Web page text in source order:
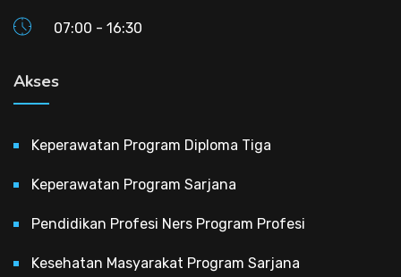
07:00 - 16:30
Akses
Keperawatan Program Diploma Tiga
Keperawatan Program Sarjana
Pendidikan Profesi Ners Program Profesi
Kesehatan Masyarakat Program Sarjana